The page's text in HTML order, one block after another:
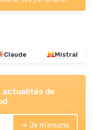
Claude Mistral
actualités de
➔ Je m'inscris